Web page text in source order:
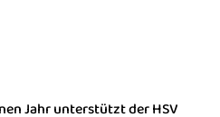
Jahr unterstützt der HSV